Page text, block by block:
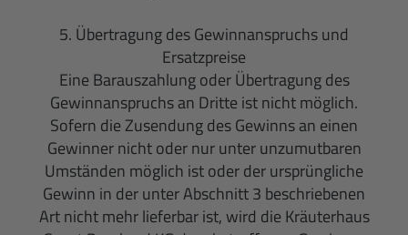
5. Übertragung des Gewinnanspruchs und
Ersatzpreise
Eine Barauszahlung oder Übertragung des
Gewinnanspruchs an Dritte ist nicht möglich.
Sofern die Zusendung des Gewinns an einen
Gewinner nicht oder nur unter unzumutbaren
Umständen möglich ist oder der ursprüngliche
Gewinn in der unter Abschnitt 3 beschriebenen
Art nicht mehr lieferbar ist, wird die Kräuterhaus